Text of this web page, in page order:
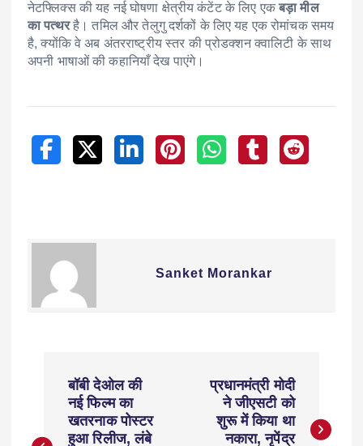
नेटफ्लिक्स की यह नई घोषणा क्षेत्रीय कंटेंट के लिए एकबड़ा मील
का पत्थरहै। तमिल और तेलुगु दर्शकों के लिए यह एक रोमांचक समय
है, क्योंकि वे अब अंतरराष्ट्रीय स्तर की प्रोडक्शन क्वालिटी के साथ
अपनी भाषाओं की कहानियाँ देख पाएंगे।
Sanket Morankar
बॉबी देओल की
नई फिल्म का
खतरनाक पोस्टर
हुआ रिलीज, लंबे
प्रधानमंत्री मोदी
ने जीएसटी को
शुरू में किया था
नकारा, नृपेंद्र